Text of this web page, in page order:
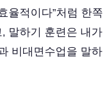
율적이다”처럼 한
말하기 훈련은 내
비대면수업을 말